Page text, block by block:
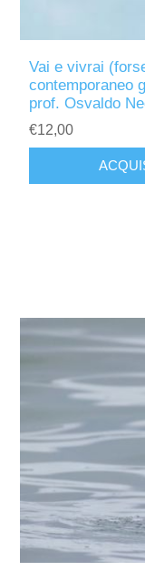
Vai e vivrai
contemporaneo
prof. Osvaldo
€12,00